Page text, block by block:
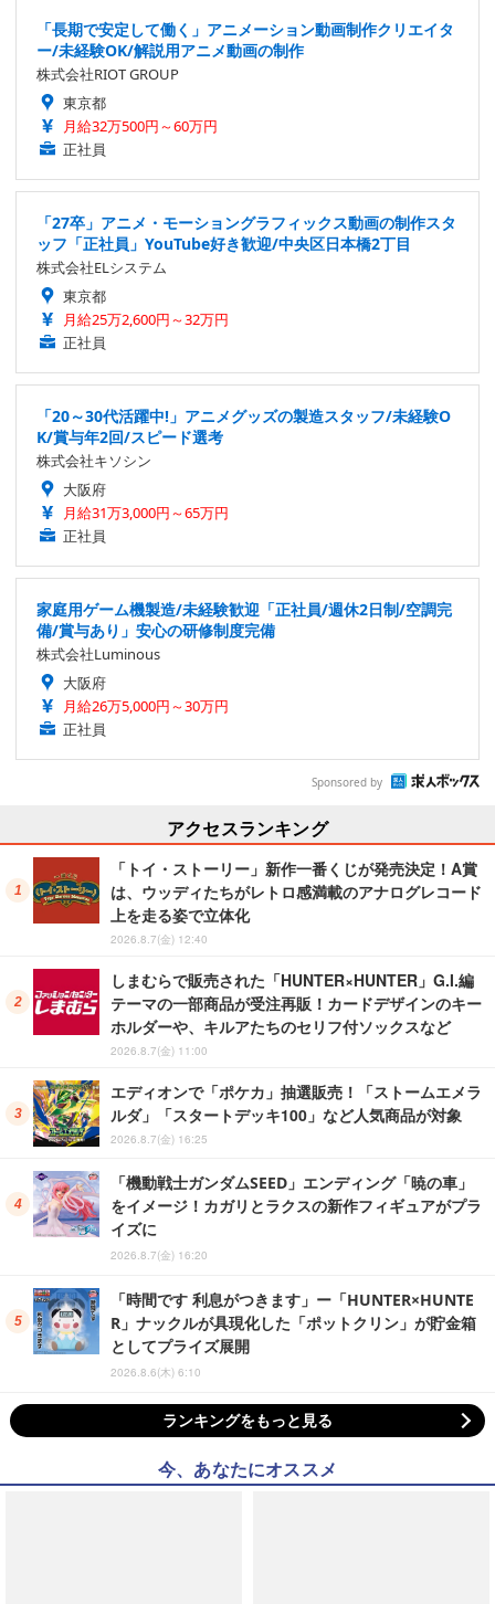
「長期で安定して働く」アニメーション動画制作クリエイタ
ー/未経験OK/解説用アニメ動画の制作
株式会社RIOT GROUP
東京都
月給32万500円～60万円
正社員
「27卒」アニメ・モーショングラフィックス動画の制作スタ
ッフ「正社員」YouTube好き歓迎/中央区日本橋2丁目
株式会社ELシステム
東京都
月給25万2,600円～32万円
正社員
「20～30代活躍中!」アニメグッズの製造スタッフ/未経験O
K/賞与年2回/スピード選考
株式会社キソシン
大阪府
月給31万3,000円～65万円
正社員
家庭用ゲーム機製造/未経験歓迎「正社員/週休2日制/空調完
備/賞与あり」安心の研修制度完備
株式会社Luminous
大阪府
月給26万5,000円～30万円
正社員
Sponsored by
アクセスランキング
「トイ・ストーリー」新作一番くじが発売決定！A賞
は、ウッディたちがレトロ感満載のアナログレコード
上を走る姿で立体化
2026.8.7(金) 12:40
しまむらで販売された「HUNTER×HUNTER」G.I.編
テーマの一部商品が受注再販！カードデザインのキー
ホルダーや、キルアたちのセリフ付ソックスなど
2026.8.7(金) 11:00
エディオンで「ポケカ」抽選販売！「ストームエメラ
ルダ」「スタートデッキ100」など人気商品が対象
2026.8.7(金) 16:25
「機動戦士ガンダムSEED」エンディング「暁の車」
をイメージ！カガリとラクスの新作フィギュアがプラ
イズに
2026.8.7(金) 16:20
「時間です 利息がつきます」ー「HUNTER×HUNTE
R」ナックルが具現化した「ポットクリン」が貯金箱
としてプライズ展開
2026.8.6(木) 6:10
ランキングをもっと見る
今、あなたにオススメ